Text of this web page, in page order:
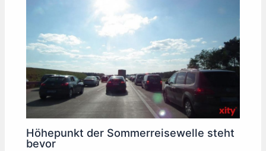
Höhepunkt der Sommerreisewelle steht
bevor